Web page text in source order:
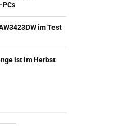
PCs
im Test
ist im Herbst